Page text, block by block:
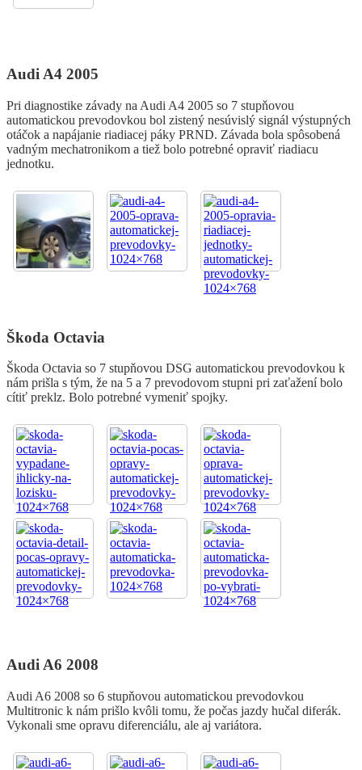
Audi A4 2005
Pri diagnostike závady na Audi A4 2005 so 7 stupňovou
automatickou prevodovkou bol zistený nesúvislý signál výstupných
otáčok a napájanie riadiacej páky PRND. Závada bola spôsobená
vadným mechatronikom a tiež bolo potrebné opraviť riadiacu
jednotku.
Škoda Octavia
Škoda Octavia so 7 stupňovou DSG automatickou prevodovkou k
nám prišla s tým, že na 5 a 7 prevodovom stupni pri zaťažení bolo
cítiť preklz. Bolo potrebné vymeniť spojky.
Audi A6 2008
Audi A6 2008 so 6 stupňovou automatickou prevodovkou
Multitronic k nám prišlo kvôli tomu, že počas jazdy hučal diferák.
Vykonali sme opravu diferenciálu, ale aj variátora.